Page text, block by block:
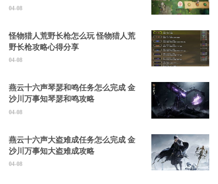
04-08
怪物猎人荒野长枪怎么玩 怪物猎人荒
野长枪攻略心得分享
04-08
燕云十六声琴瑟和鸣任务怎么完成 金
沙川万事知琴瑟和鸣攻略
04-08
燕云十六声大盗难成任务怎么完成 金
沙川万事知大盗难成攻略
04-08